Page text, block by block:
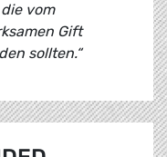
vom
Gift
sollten.“